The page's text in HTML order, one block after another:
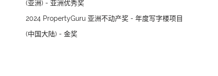
(亚洲) - 亚洲优秀奖
2024 PropertyGuru 亚洲不动产奖 - 年度写字楼项目
(中国大陆) - 金奖